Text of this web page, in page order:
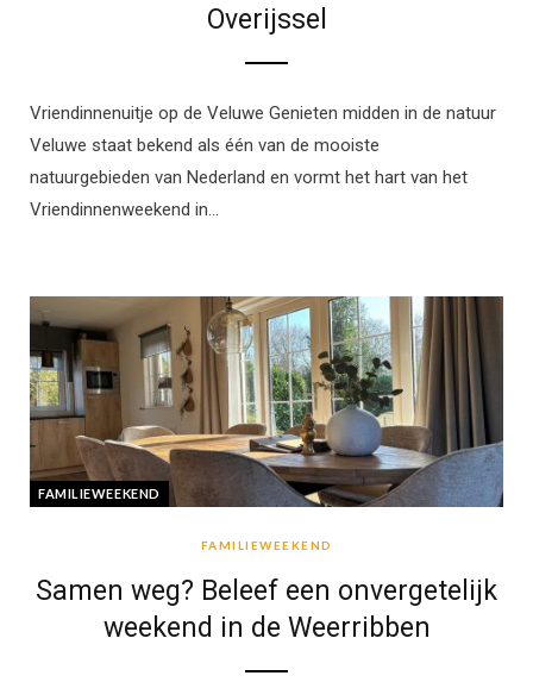
Overijssel
Vriendinnenuitje op de Veluwe Genieten midden in de natuur
Veluwe staat bekend als één van de mooiste
natuurgebieden van Nederland en vormt het hart van het
Vriendinnenweekend in…
FAMILIEWEEKEND
FAMILIEWEEKEND
Samen weg? Beleef een onvergetelijk
weekend in de Weerribben